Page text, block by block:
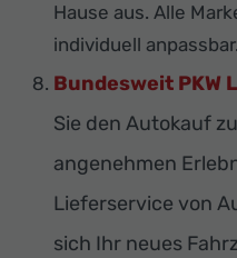
Hause aus. Alle
individuell anpassbar.
Bundesweit PKW
Sie den Autokauf
angenehmen
Lieferservice von
sich Ihr neues